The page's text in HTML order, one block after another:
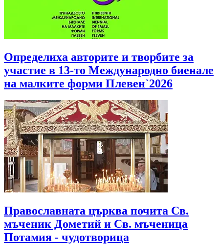
Определиха авторите и творбите за
участие в 13-то Международно биенале
на малките форми Плевен`2026
Православната църква почита Св.
мъченик Дометий и Св. мъченица
Потамия - чудотворица